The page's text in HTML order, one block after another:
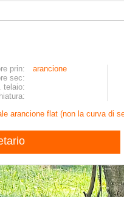
prin: arancione
sec:
telaio:
arancione flat (non la curva di